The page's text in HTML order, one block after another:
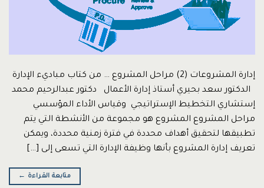
إدارة المشروعات (2) مراحل المشروع … من كتاب مباديء الإدارة
الدكتور سعد بحيري أستاذ إدارة الأعمال دكتور عبدالرحيم محمد
إستشاري التخطيط الإستراتيجي وقياس الأداء المؤسسي
مراحل المشروع المشروع هو مجموعة من الأنشطة التي يتم
تطبيقها لتحقيق أهداف محددة في فترة زمنية محددة، ويمكن
تعريف إدارة المشروع بأنها وظيفة الإدارة التي تسعى إلى […]
متابعة القراءة ←